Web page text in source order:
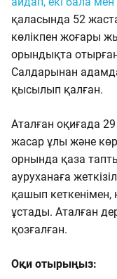
қаласында 52
көлікпен жоғары
орындықта
Салдарынан
қысылып қалған.
Аталған оқиғада
жасар ұлы және
орнында қаза
ауруханаға
қашып кеткенімен,
ұстады. Аталған
қозғалған.
Оқи отырыңыз: